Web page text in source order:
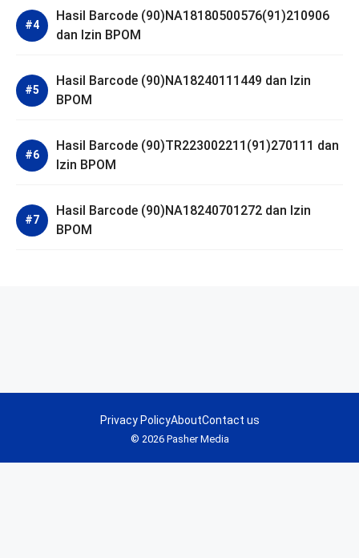
Hasil Barcode (90)NA18180500576(91)210906
dan Izin BPOM
Hasil Barcode (90)NA18240111449 dan Izin
BPOM
Hasil Barcode (90)TR223002211(91)270111 dan
Izin BPOM
Hasil Barcode (90)NA18240701272 dan Izin
BPOM
© 2026 Pasher Media
Privacy PolicyAboutContact us